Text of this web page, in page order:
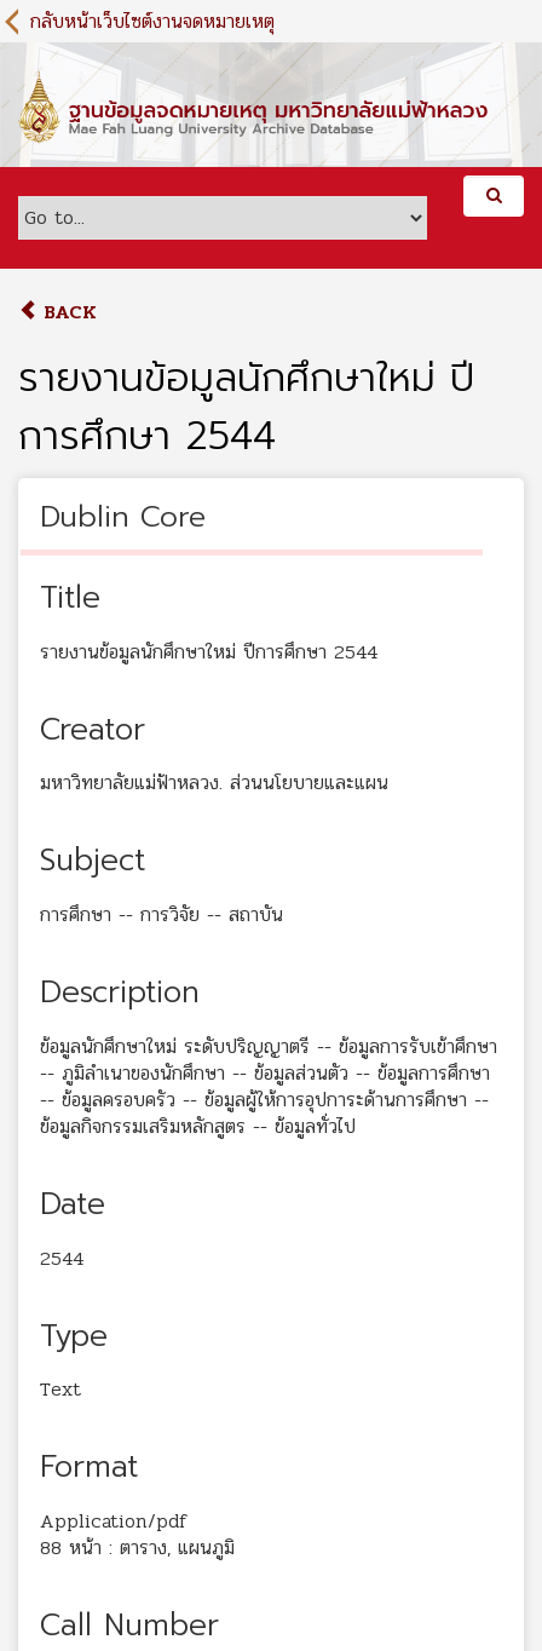
S
k
m
c
กลับหน้าเว็บไซต์งานจดหมายเหตุ
BACK
รายงานข้อมูลนักศึกษาใหม่ ปี
การศึกษา 2544
Dublin Core
Title
รายงานข้อมูลนักศึกษาใหม่ ปีการศึกษา 2544
Creator
มหาวิทยาลัยแม่ฟ้าหลวง. ส่วนนโยบายและแผน
Subject
การศึกษา -- การวิจัย -- สถาบัน
Description
ข้อมูลนักศึกษาใหม่ ระดับปริญญาตรี -- ข้อมูลการรับเข้าศึกษา
-- ภูมิลำเนาของนักศึกษา -- ข้อมูลส่วนตัว -- ข้อมูลการศึกษา
-- ข้อมูลครอบครัว -- ข้อมูลผู้ให้การอุปการะด้านการศึกษา --
ข้อมูลกิจกรรมเสริมหลักสูตร -- ข้อมูลทั่วไป
Date
2544
Type
Text
Format
Application/pdf
88 หน้า : ตาราง, แผนภูมิ
Call Number